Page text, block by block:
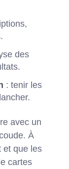
des
: tenir les
avec un
À
et que les
cartes